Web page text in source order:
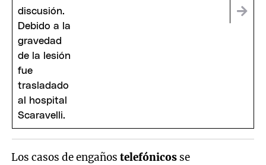
Los casos de engaños telefónicos se